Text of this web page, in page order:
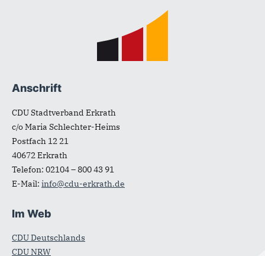
Anschrift
CDU Stadtverband Erkrath
c/o Maria Schlechter-Heims
Postfach 12 21
40672Erkrath
Telefon: 02104 – 800 43 91
E-Mail: info@cdu-erkrath.de
Im Web
CDU Deutschlands
CDU NRW